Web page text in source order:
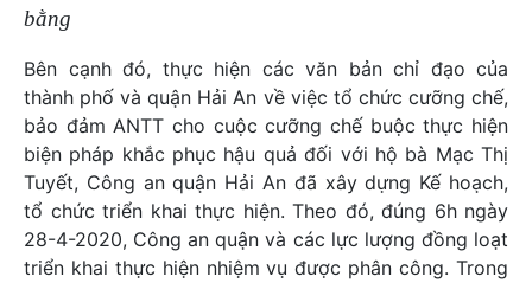
bằng
Bên cạnh đó, thực hiện các văn bản chỉ đạo của
thành phố và quận Hải An về việc tổ chức cưỡng chế,
bảo đảm ANTT cho cuộc cưỡng chế buộc thực hiện
biện pháp khắc phục hậu quả đối với hộ bà Mạc Thị
Tuyết, Công an quận Hải An đã xây dựng Kế hoạch,
tổ chức triển khai thực hiện. Theo đó, đúng 6h ngày
28-4-2020, Công an quận và các lực lượng đồng loạt
triển khai thực hiện nhiệm vụ được phân công. Trong